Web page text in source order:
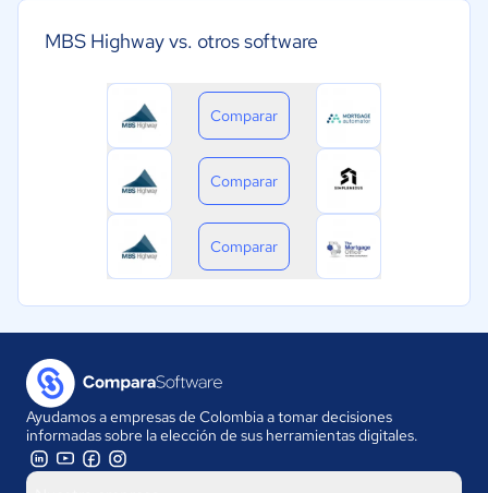
MBS Highway vs. otros software
Comparar
Comparar
Comparar
Ayudamos a empresas de Colombia a tomar decisiones
informadas sobre la elección de sus herramientas digitales.